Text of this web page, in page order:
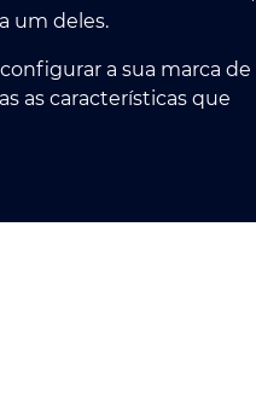
um deles.
a sua marca de
as características que